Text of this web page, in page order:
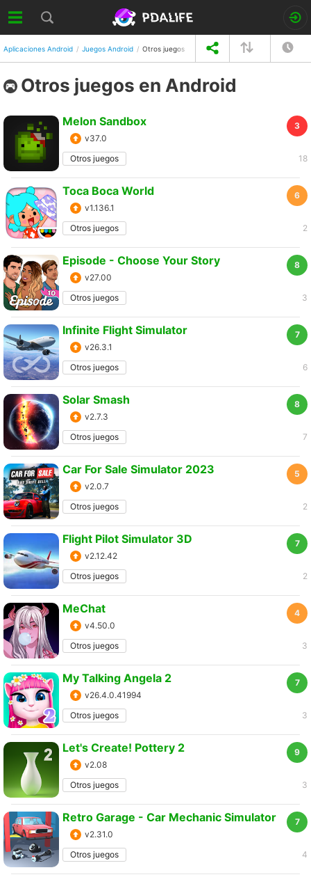
Aplicaciones Android Juegos Android Otros juegos
Otros juegos en Android
3
Melon Sandbox
v37.0
Otros juegos
18
6
Toca Boca World
v1.136.1
Otros juegos
2
8
Episode - Choose Your Story
v27.00
Otros juegos
3
7
Infinite Flight Simulator
v26.3.1
Otros juegos
6
8
Solar Smash
v2.7.3
Otros juegos
7
5
Car For Sale Simulator 2023
v2.0.7
Otros juegos
2
7
Flight Pilot Simulator 3D
v2.12.42
Otros juegos
2
4
MeChat
v4.50.0
Otros juegos
3
7
My Talking Angela 2
v26.4.0.41994
Otros juegos
3
9
Let's Create! Pottery 2
v2.08
Otros juegos
3
7
Retro Garage - Car Mechanic Simulator
v2.31.0
Otros juegos
4